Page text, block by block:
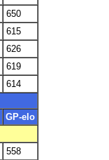
650
615
626
619
614
GP-elo
558